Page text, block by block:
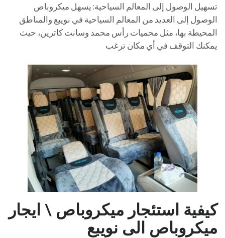
تسهيل الوصول إلى المعالم السياحية: يسهل ميكروباص
الوصول إلى العديد من المعالم السياحية في نويبع والمناطق
المحيطة بها، مثل محميات رأس محمد وسانت كاترين، حيث
يمكنك التوقف في أي مكان ترغب
كيفية استئجار ميكروباص \ ايجار
ميكروباص الى نويبع